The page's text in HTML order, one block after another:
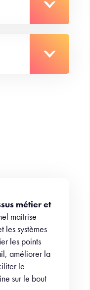
métier et
maîtrise
les systèmes
les points
améliorer la
le
sur le bout